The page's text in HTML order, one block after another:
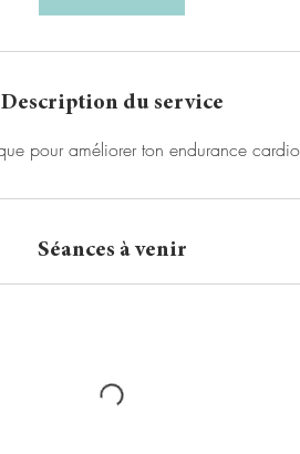
n
Description du service
Séances à venir